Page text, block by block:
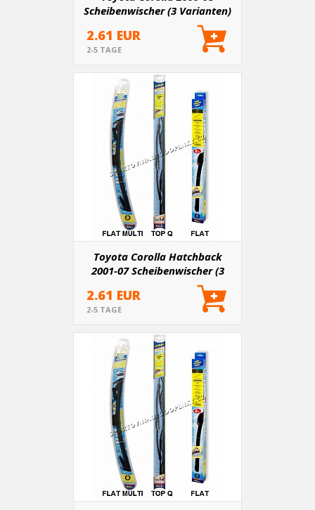
Scheibenwischer (3 Varianten)
entsprechend der Länge der
Originalwischer
2.61 EUR
2-5 TAGE
Toyota Corolla Hatchback
2001-07 Scheibenwischer (3
Varianten) entsprechend der
Länge der Originalwischer
2.61 EUR
2-5 TAGE